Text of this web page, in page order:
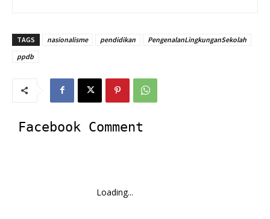
TAGS nasionalisme pendidikan
PengenalanLingkunganSekolah
ppdb
Facebook Comment
Loading...